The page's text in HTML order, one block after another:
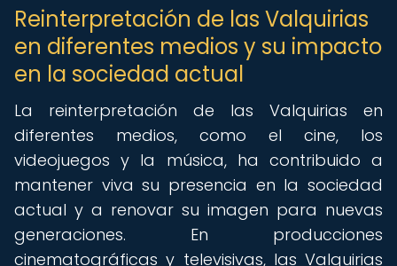
Reinterpretación de las Valquirias
en diferentes medios y su impacto
en la sociedad actual
La reinterpretación de las Valquirias en
diferentes medios, como el cine, los
videojuegos y la música, ha contribuido a
mantener viva su presencia en la sociedad
actual y a renovar su imagen para nuevas
generaciones. En producciones
cinematográficas y televisivas, las Valquirias